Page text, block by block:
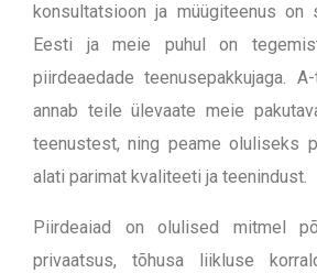
konsultatsioon ja müügiteenus on
Eesti ja meie puhul on
piirdeaedade teenusepakkujaga.
annab teile ülevaate meie
teenustest, ning peame oluliseks
alati parimat kvaliteeti ja teenindust.
Piirdeaiad on olulised mitmel
privaatsus, tõhusa liikluse